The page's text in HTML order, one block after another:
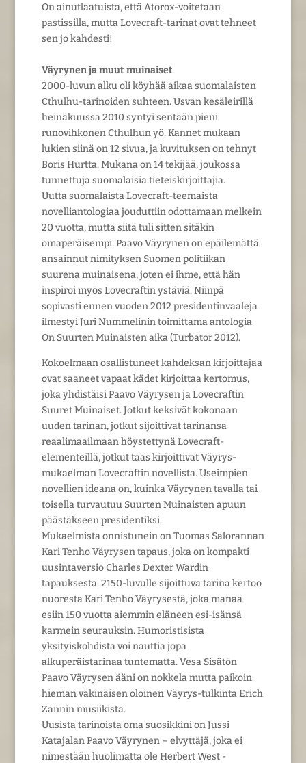
On ainutlaatuista, että Atorox-voitetaan
pastissilla, mutta Lovecraft-tarinat ovat tehneet
sen jo kahdesti!
Väyrynen ja muut muinaiset
2000-luvun alku oli köyhää aikaa suomalaisten
Cthulhu-tarinoiden suhteen. Usvan kesäleirillä
heinäkuussa 2010 syntyi sentään pieni
runovihkonen Cthulhun yö. Kannet mukaan
lukien siinä on 12 sivua, ja kuvituksen on tehnyt
Boris Hurtta. Mukana on 14 tekijää, joukossa
tunnettuja suomalaisia tieteiskirjoittajia.
Uutta suomalaista Lovecraft-teemaista
novelliantologiaa jouduttiin odottamaan melkein
20 vuotta, mutta siitä tuli sitten sitäkin
omaperäisempi. Paavo Väyrynen on epäilemättä
ansainnut nimityksen Suomen politiikan
suurena muinaisena, joten ei ihme, että hän
inspiroi myös Lovecraftin ystäviä. Niinpä
sopivasti ennen vuoden 2012 presidentinvaaleja
ilmestyi Juri Nummelinin toimittama antologia
On Suurten Muinaisten aika (Turbator 2012).
Kokoelmaan osallistuneet kahdeksan kirjoittajaa
ovat saaneet vapaat kädet kirjoittaa kertomus,
joka yhdistäisi Paavo Väyrysen ja Lovecraftin
Suuret Muinaiset. Jotkut keksivät kokonaan
uuden tarinan, jotkut sijoittivat tarinansa
reaalimaailmaan höystettynä Lovecraft-
elementeillä, jotkut taas kirjoittivat Väyrys-
mukaelman Lovecraftin novellista. Useimpien
novellien ideana on, kuinka Väyrynen tavalla tai
toisella turvautuu Suurten Muinaisten apuun
päästäkseen presidentiksi.
Mukaelmista onnistunein on Tuomas Salorannan
Kari Tenho Väyrysen tapaus, joka on kompakti
uusintaversio Charles Dexter Wardin
tapauksesta. 2150-luvulle sijoittuva tarina kertoo
nuoresta Kari Tenho Väyrysestä, joka manaa
esiin 150 vuotta aiemmin eläneen esi-isänsä
karmein seurauksin. Humoristisista
yksityiskohdista voi nauttia jopa
alkuperäistarinaa tuntematta. Vesa Sisätön
Paavo Väyrysen ääni on nokkela mutta paikoin
hieman väkinäisen oloinen Väyrys-tulkinta Erich
Zannin musiikista.
Uusista tarinoista oma suosikkini on Jussi
Katajalan Paavo Väyrynen – elvyttäjä, joka ei
nimestään huolimatta ole Herbert West -